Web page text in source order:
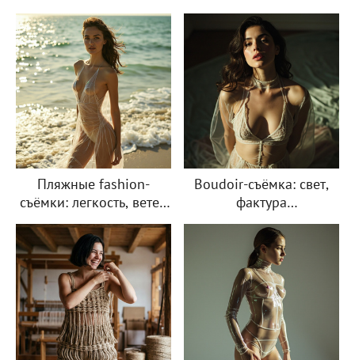
Пляжные fashion-
съёмки: легкость, ветер
и море
Boudoir-съёмка: свет,
фактура
и женственность